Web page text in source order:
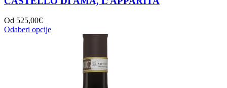
Od 525,00€
Odaberi opcije